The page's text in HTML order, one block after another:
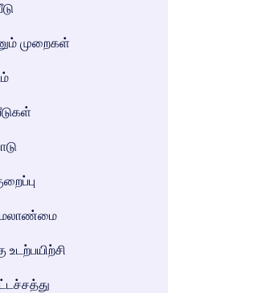
முறைகள்
உடற்பயிற்சி